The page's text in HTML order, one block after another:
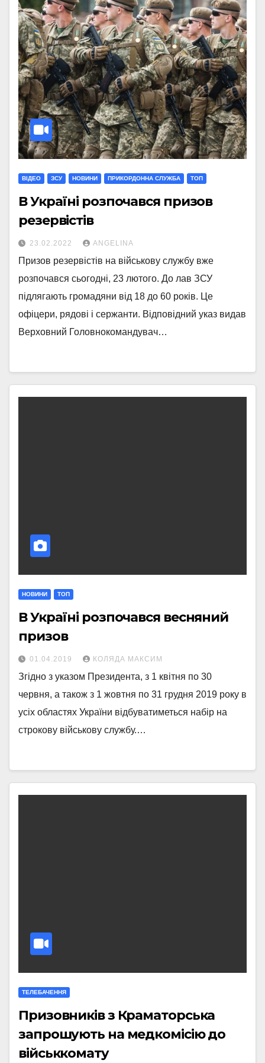
ВІДЕО ЗСУ НОВИНИ ПРИКОРДОННА СЛУЖБА ТОП
В Україні розпочався призов
резервістів
23.02.2022 ANGELINA
Призов резервістів на військову службу вже
розпочався сьогодні, 23 лютого. До лав ЗСУ
підлягають громадяни від 18 до 60 років. Це
офіцери, рядові і сержанти. Відповідний указ видав
Верховний Головнокомандувач…
НОВИНИ ТОП
В Україні розпочався весняний
призов
01.04.2019 КОЛЯДА МАКСИМ
Згідно з указом Президента, з 1 квітня по 30
червня, а також з 1 жовтня по 31 грудня 2019 року в
усіх областях України відбуватиметься набір на
строкову військову службу.…
ТЕЛЕБАЧЕННЯ
Призовників з Краматорська
запрошують на медкомісію до
військкомату